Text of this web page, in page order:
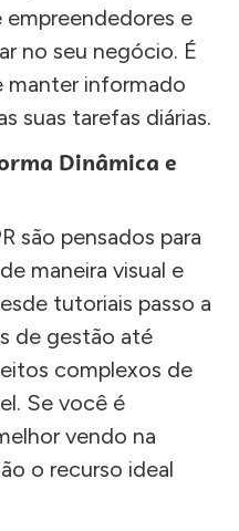
empreendedores e
no seu negócio. É
manter informado
suas tarefas diárias.
Dinâmica e
são pensados para
maneira visual e
tutoriais passo a
de gestão até
complexos de
Se você é
vendo na
o recurso ideal